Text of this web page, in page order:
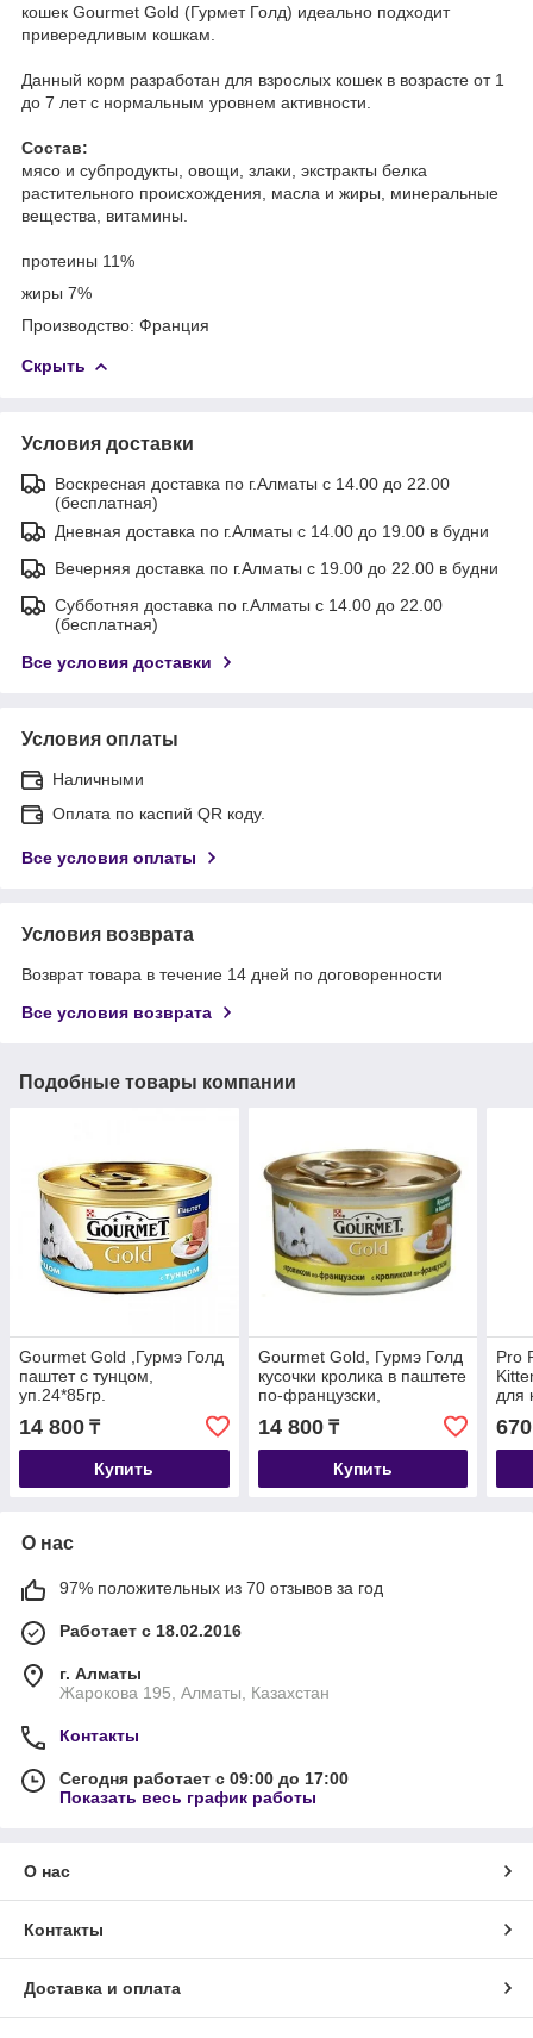
кошек Gourmet Gold (Гурмет Голд) идеально подходит
привередливым кошкам.
Данный корм разработан для взрослых кошек в возрасте от 1
до 7 лет с нормальным уровнем активности.
Состав:
мясо и субпродукты, овощи, злаки, экстракты белка
растительного происхождения, масла и жиры, минеральные
вещества, витамины.
протеины 11%
жиры 7%
Производство: Франция
Скрыть
Условия доставки
Воскресная доставка по г.Алматы с 14.00 до 22.00
(бесплатная)
Дневная доставка по г.Алматы с 14.00 до 19.00 в будни
Вечерняя доставка по г.Алматы с 19.00 до 22.00 в будни
Субботняя доставка по г.Алматы с 14.00 до 22.00
(бесплатная)
Все условия доставки
Условия оплаты
Наличными
Оплата по каспий QR коду.
Все условия оплаты
Условия возврата
Возврат товара в течение 14 дней по договоренности
Все условия возврата
Подобные товары компании
Gourmet Gold ,Гурмэ Голд
паштет с тунцом,
уп.24*85гр.
14 800 ₸
Купить
Gourmet Gold, Гурмэ Голд
кусочки кролика в паштете
по-французски,
уп.24*85гр.
14 800₸
Купить
Pro
для
670
О нас
97% положительных из 70 отзывов за год
Работает с 18.02.2016
г. Алматы
Жарокова 195, Алматы, Казахстан
Контакты
Сегодня работает с 09:00 до 17:00
Показать весь график работы
О нас
Контакты
Доставка и оплата